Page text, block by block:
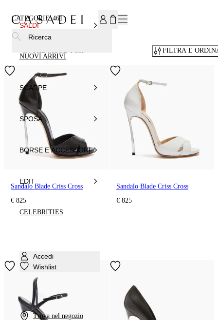
SALDI
NUOVI ARRIVI
SCARPE
SPOSA
BORSE E ACCESSORI
EDIT
CELEBRITIES
Accedi
Wishlist
Trova nel negozio
Ricerca
CATEGORIE 461
FILTRA E
Sandalo Blade Criss Cross
€ 825
Sandalo Blade Criss Cross
€ 825